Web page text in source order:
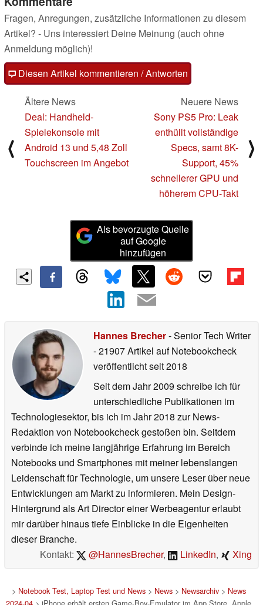
Fragen, Anregungen, zusätzliche Informationen zu diesem
Artikel? - Uns interessiert Deine Meinung (auch ohne
Anmeldung möglich)!
Diesen Artikel kommentieren / Antworten
⟨
Ältere News
Deal: Handheld-
Spielekonsole mit
Android 13 und 5,48 Zoll
Touchscreen im Angebot
Neuere News
Sony PS5 Pro: Leak
enthüllt vollständige
Specs, samt 8K-
Support, 45%
schnellerer GPU und
höherem CPU-Takt
⟩
Als bevorzugte Quelle
auf Google
hinzufügen
Hannes Brecher- Senior Tech Writer
- 21907 Artikel auf Notebookcheck
veröffentlichtseit 2018
Seit dem Jahr 2009 schreibe ich für
unterschiedliche Publikationen im
Technologiesektor, bis ich im Jahr 2018 zur News-
Redaktion von Notebookcheck gestoßen bin. Seitdem
verbinde ich meine langjährige Erfahrung im Bereich
Notebooks und Smartphones mit meiner lebenslangen
Leidenschaft für Technologie, um unsere Leser über neue
Entwicklungen am Markt zu informieren. Mein Design-
Hintergrund als Art Director einer Werbeagentur erlaubt
mir darüber hinaus tiefe Einblicke in die Eigenheiten
dieser Branche.
Kontakt:
@HannesBrecher, LinkedIn, Xing
> Notebook Test, Laptop Test und News> News> Newsarchiv> News